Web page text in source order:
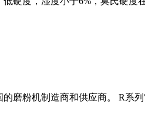
磨粉机制造商和供应商。 R系